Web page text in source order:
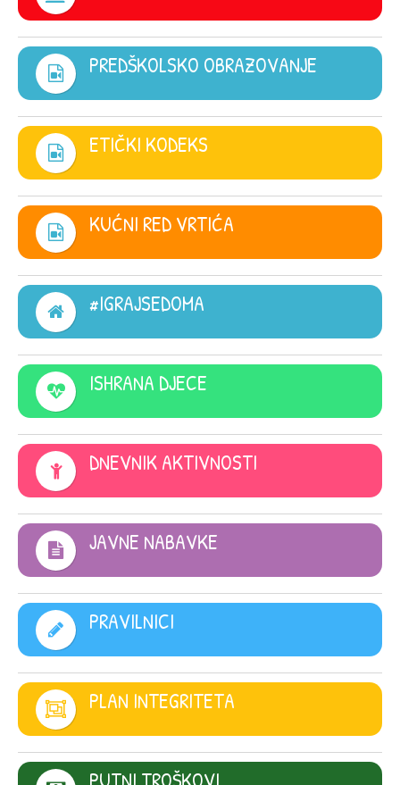
PREDŠKOLSKO OBRAZOVANJE
ETIČKI KODEKS
KUĆNI RED VRTIĆA
#IGRAJSEDOMA
ISHRANA DJECE
DNEVNIK AKTIVNOSTI
JAVNE NABAVKE
PRAVILNICI
PLAN INTEGRITETA